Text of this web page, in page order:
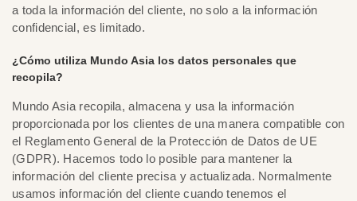
a toda la información del cliente, no solo a la información
confidencial, es limitado.
¿Cómo utiliza Mundo Asia los datos personales que
recopila?
Mundo Asia recopila, almacena y usa la información
proporcionada por los clientes de una manera compatible con
el Reglamento General de la Protección de Datos de UE
(GDPR). Hacemos todo lo posible para mantener la
información del cliente precisa y actualizada. Normalmente
usamos información del cliente cuando tenemos el